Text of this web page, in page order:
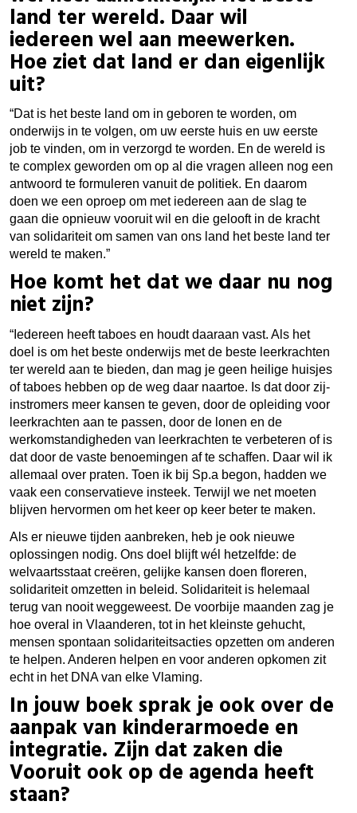
land ter wereld. Daar wil
iedereen wel aan meewerken.
Hoe ziet dat land er dan eigenlijk
uit?
“Dat is het beste land om in geboren te worden, om
onderwijs in te volgen, om uw eerste huis en uw eerste
job te vinden, om in verzorgd te worden. En de wereld is
te complex geworden om op al die vragen alleen nog een
antwoord te formuleren vanuit de politiek. En daarom
doen we een oproep om met iedereen aan de slag te
gaan die opnieuw vooruit wil en die gelooft in de kracht
van solidariteit om samen van ons land het beste land ter
wereld te maken.”
Hoe komt het dat we daar nu nog
niet zijn?
“Iedereen heeft taboes en houdt daaraan vast. Als het
doel is om het beste onderwijs met de beste leerkrachten
ter wereld aan te bieden, dan mag je geen heilige huisjes
of taboes hebben op de weg daar naartoe. Is dat door zij-
instromers meer kansen te geven, door de opleiding voor
leerkrachten aan te passen, door de lonen en de
werkomstandigheden van leerkrachten te verbeteren of is
dat door de vaste benoemingen af te schaffen. Daar wil ik
allemaal over praten. Toen ik bij Sp.a begon, hadden we
vaak een conservatieve insteek. Terwijl we net moeten
blijven hervormen om het keer op keer beter te maken.
Als er nieuwe tijden aanbreken, heb je ook nieuwe
oplossingen nodig. Ons doel blijft wél hetzelfde: de
welvaartsstaat creëren, gelijke kansen doen floreren,
solidariteit omzetten in beleid. Solidariteit is helemaal
terug van nooit weggeweest. De voorbije maanden zag je
hoe overal in Vlaanderen, tot in het kleinste gehucht,
mensen spontaan solidariteitsacties opzetten om anderen
te helpen. Anderen helpen en voor anderen opkomen zit
echt in het DNA van elke Vlaming.
In jouw boek sprak je ook over de
aanpak van kinderarmoede en
integratie. Zijn dat zaken die
Vooruit ook op de agenda heeft
staan?